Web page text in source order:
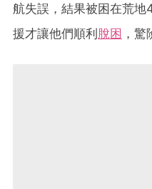
航失誤，結果被困在荒
援才讓他們順利脫困 ，驚